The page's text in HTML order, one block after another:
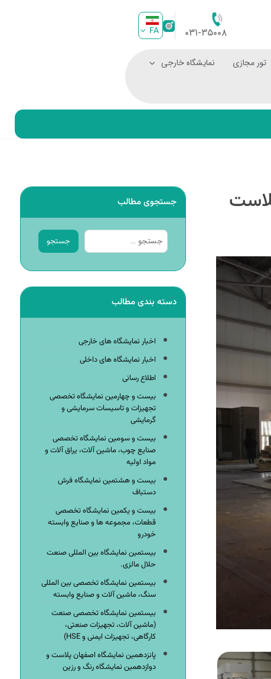
۰۳۱-۳۵۰۰۸ FA
تور مجازی نمایشگاه خارجی
جستجوی مطالب
جستجو
دسته بندی مطالب
اخبار نمایشگاه های خارجی
اخبار نمایشگاه های داخلی
اطلاع رسانی
بیست و چهارمین نمایشگاه تخصصی
تجهیزات و تاسیسات سرمایشی و
گرمایشی
بیست و سومین نمایشگاه تخصصی
صنایع چوب، ماشین آلات، یراق آلات و
مواد اولیه
بیست و هشتمین نمایشگاه فرش
دستباف
بیست و یکمین نمایشگاه تخصصی
قطعات، مجموعه ها و صنایع وابسته
خودرو
بیستمین نمایشگاه بین المللی صنعت
حلال مالزی.
بیستمین نمایشگاه تخصصی بین المللی
سنگ، ماشین آلات و صنایع وابسته
بیستمین نمایشگاه تخصصی صنعت
(ماشین آلات، تجهیزات صنعتی،
کارگاهی، تجهیزات ایمنی و HSE)
پانزدهمین نمایشگاه اصفهان پلاست و
دوازدهمین نمایشگاه رنگ و رزین